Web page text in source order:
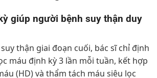
giúp người bệnh suy thận duy
thận giai đoạn cuối, bác sĩ chỉ định
máu định kỳ 3 lần mỗi tuần, kết hợp
(HD) và thẩm tách máu siêu lọc